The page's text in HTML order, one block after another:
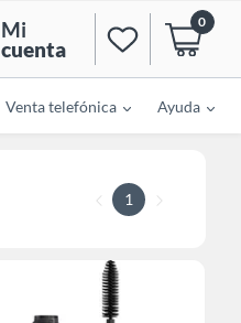
Mi
cuenta
0
Venta telefónica Ayuda
1